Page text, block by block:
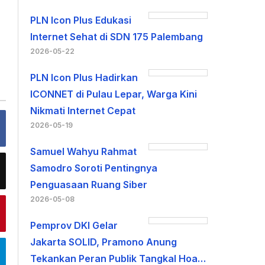
PLN Icon Plus Edukasi
Internet Sehat di SDN 175 Palembang
2026-05-22
PLN Icon Plus Hadirkan
ICONNET di Pulau Lepar, Warga Kini
Nikmati Internet Cepat
2026-05-19
Samuel Wahyu Rahmat
Samodro Soroti Pentingnya
Penguasaan Ruang Siber
2026-05-08
Pemprov DKI Gelar
Jakarta SOLID, Pramono Anung
Tekankan Peran Publik Tangkal Hoa…